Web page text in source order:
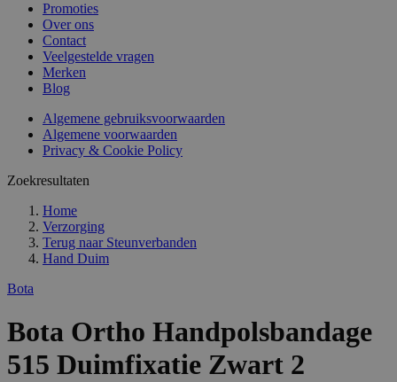
Promoties
Over ons
Contact
Veelgestelde vragen
Merken
Blog
Algemene gebruiksvoorwaarden
Algemene voorwaarden
Privacy & Cookie Policy
Zoekresultaten
Home
Verzorging
Terug naar Steunverbanden
Hand Duim
Bota
Bota Ortho Handpolsbandage
515 Duimfixatie Zwart 2